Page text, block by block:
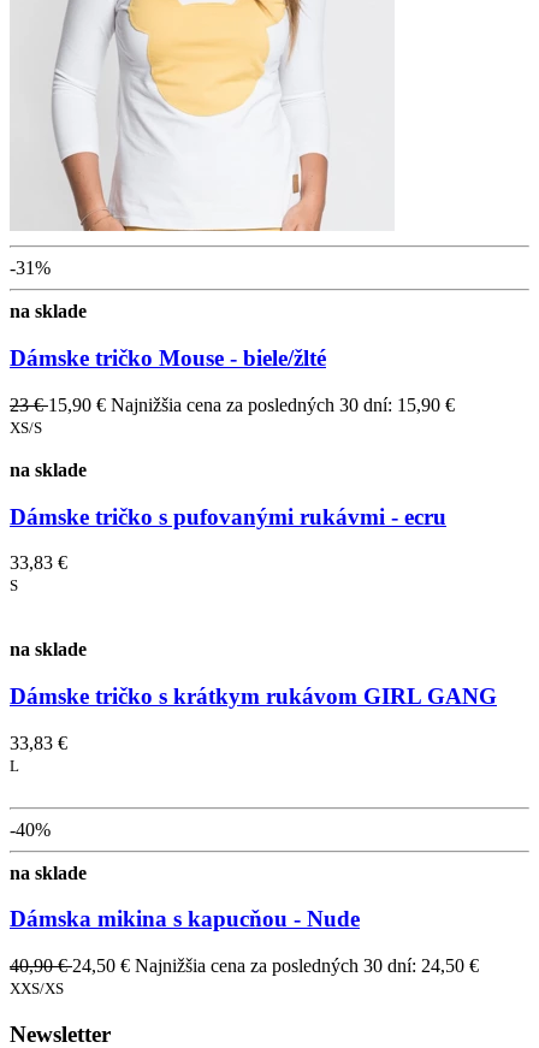
-31%
na sklade
Dámske tričko Mouse - biele/žlté
23 €15,90 € Najnižšia cena za posledných 30 dní: 15,90 €
XS/S
na sklade
Dámske tričko s pufovanými rukávmi - ecru
33,83 €
S
na sklade
Dámske tričko s krátkym rukávom GIRL GANG
33,83 €
L
-40%
na sklade
Dámska mikina s kapucňou - Nude
40,90 €24,50 € Najnižšia cena za posledných 30 dní: 24,50 €
XXS/XS
Newsletter